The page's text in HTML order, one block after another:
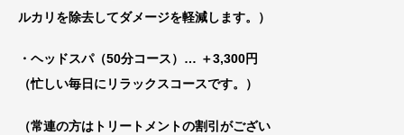
ルカリを除去してダメージを軽減します。）
・ヘッドスパ（50分コース）… ＋3,300円
（忙しい毎日にリラックスコースです。）
（常連の方はトリートメントの割引がござい